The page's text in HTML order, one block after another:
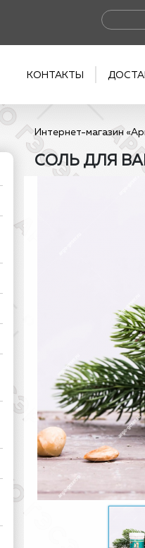
КОНТАКТЫ
Интернет-магазин
СОЛЬ ДЛЯ